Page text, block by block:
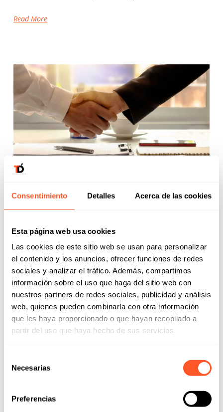
Consentimiento Detalles Acerca de las cookies
Esta página web usa cookies
Las cookies de este sitio web se usan para personalizar
el contenido y los anuncios, ofrecer funciones de redes
sociales y analizar el tráfico. Además, compartimos
información sobre el uso que haga del sitio web con
nuestros partners de redes sociales, publicidad y análisis
web, quienes pueden combinarla con otra información
que les haya proporcionado o que hayan recopilado a
partir del uso que haya hecho de sus servicios.
Necesarias
Preferencias
Read More
Continuidad de negocio: protege tu empresa
ante crisis
país ha puesto de manifiesto una realidad innegable: